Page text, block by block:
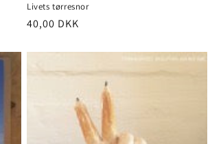
Livets tørresnor
Normalpris
40,00 DKK